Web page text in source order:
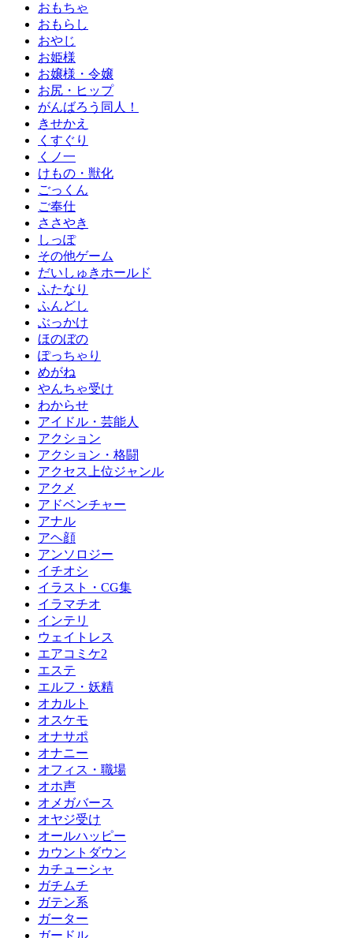
おもちゃ
おもらし
おやじ
お姫様
お嬢様・令嬢
お尻・ヒップ
がんばろう同人！
きせかえ
くすぐり
くノ一
けもの・獣化
ごっくん
ご奉仕
ささやき
しっぽ
その他ゲーム
だいしゅきホールド
ふたなり
ふんどし
ぶっかけ
ほのぼの
ぽっちゃり
めがね
やんちゃ受け
わからせ
アイドル・芸能人
アクション
アクション・格闘
アクセス上位ジャンル
アクメ
アドベンチャー
アナル
アヘ顔
アンソロジー
イチオシ
イラスト・CG集
イラマチオ
インテリ
ウェイトレス
エアコミケ2
エステ
エルフ・妖精
オカルト
オスケモ
オナサポ
オナニー
オフィス・職場
オホ声
オメガバース
オヤジ受け
オールハッピー
カウントダウン
カチューシャ
ガチムチ
ガテン系
ガーター